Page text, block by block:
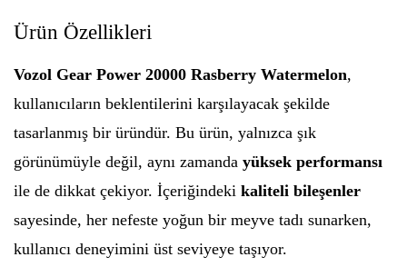
Ürün Özellikleri
Vozol Gear Power 20000 Rasberry Watermelon,
kullanıcıların beklentilerini karşılayacak şekilde
tasarlanmış bir üründür. Bu ürün, yalnızca şık
görünümüyle değil, aynı zamanda yüksek performansı
ile de dikkat çekiyor. İçeriğindeki kaliteli bileşenler
sayesinde, her nefeste yoğun bir meyve tadı sunarken,
kullanıcı deneyimini üst seviyeye taşıyor.